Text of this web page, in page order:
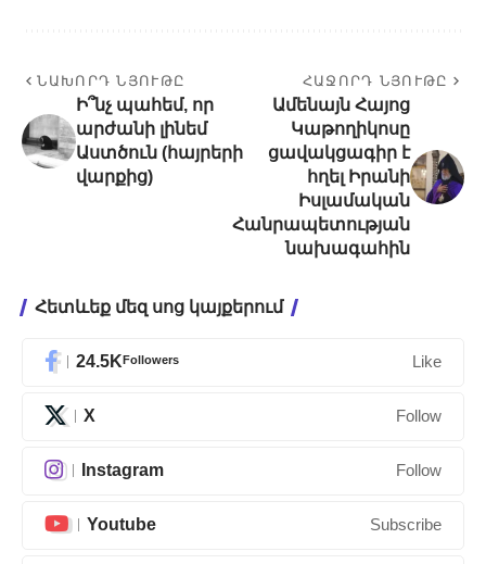
ՆԱԽՈՐԴ ՆՅՈՒԹԸ
Ի՞նչ պահեմ, որ
արժանի լինեմ
Աստծուն (հայրերի
վարքից)
ՀԱՋՈՐԴ ՆՅՈՒԹԸ
Ամենայն Հայոց
Կաթողիկոսը
ցավակցագիր է
հղել Իրանի
Իսլամական
Հանրապետության
նախագահին
Հետևեք մեզ սոց կայքերում
24.5KFollowers Like
X Follow
Instagram Follow
Youtube Subscribe